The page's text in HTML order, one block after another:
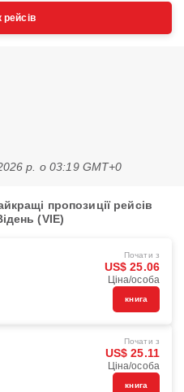
р. о 03:19 GMT+0
пропозиції рейсів
(VIE)
Почати з
US$ 25.06
Ціна/особа
книга
Почати з
US$ 25.11
Ціна/особа
книга